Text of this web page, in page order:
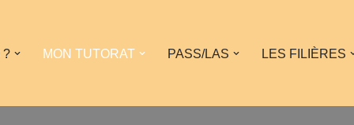
? MON TUTORAT PASS/LAS LES FILIÈRES